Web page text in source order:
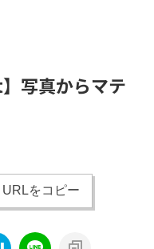
写真からマテ
をコピー